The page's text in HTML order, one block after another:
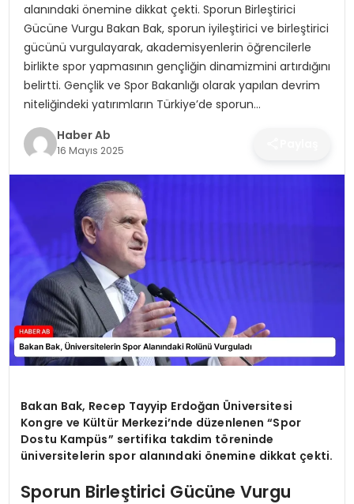
SAĞLIK
MAGAZIN
YAŞAM
alanındaki önemine dikkat çekti. Sporun Birleştirici
Gücüne Vurgu Bakan Bak, sporun iyileştirici ve birleştirici
gücünü vurgulayarak, akademisyenlerin öğrencilerle
birlikte spor yapmasının gençliğin dinamizmini artırdığını
belirtti. Gençlik ve Spor Bakanlığı olarak yapılan devrim
niteliğindeki yatırımların Türkiye’de sporun…
Haber Ab
16 Mayıs 2025
Bakan Bak, Recep Tayyip Erdoğan Üniversitesi
Kongre ve Kültür Merkezi’nde düzenlenen “Spor
Dostu Kampüs” sertifika takdim töreninde
üniversitelerin spor alanındaki önemine dikkat çekti.
Sporun Birleştirici Gücüne Vurgu